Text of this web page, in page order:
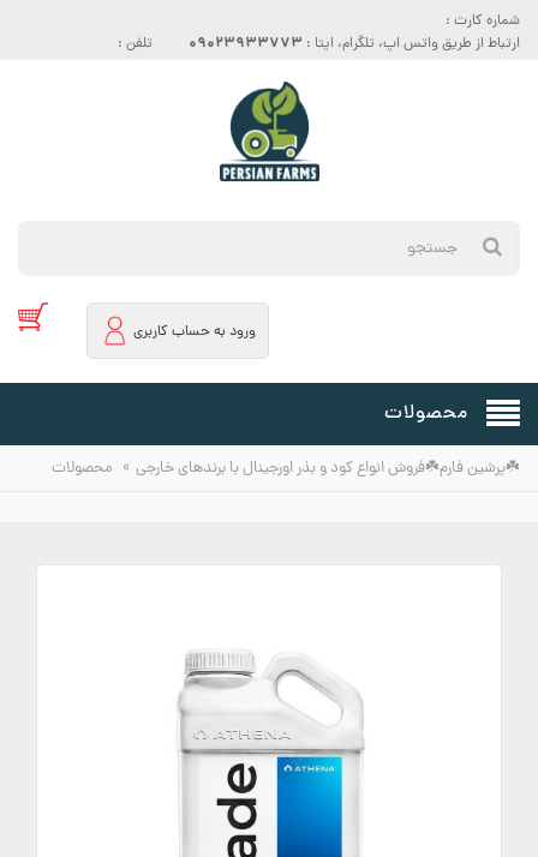
شماره کارت :
ارتباط از طریق واتس اپ، تلگرام، ایتا : 09023933773 تلفن :
ورود به حساب کاربری
محصولات
☘️پرشین فارم☘️فروش انواع کود و بذر اورجینال با برندهای خارجی » محصولات